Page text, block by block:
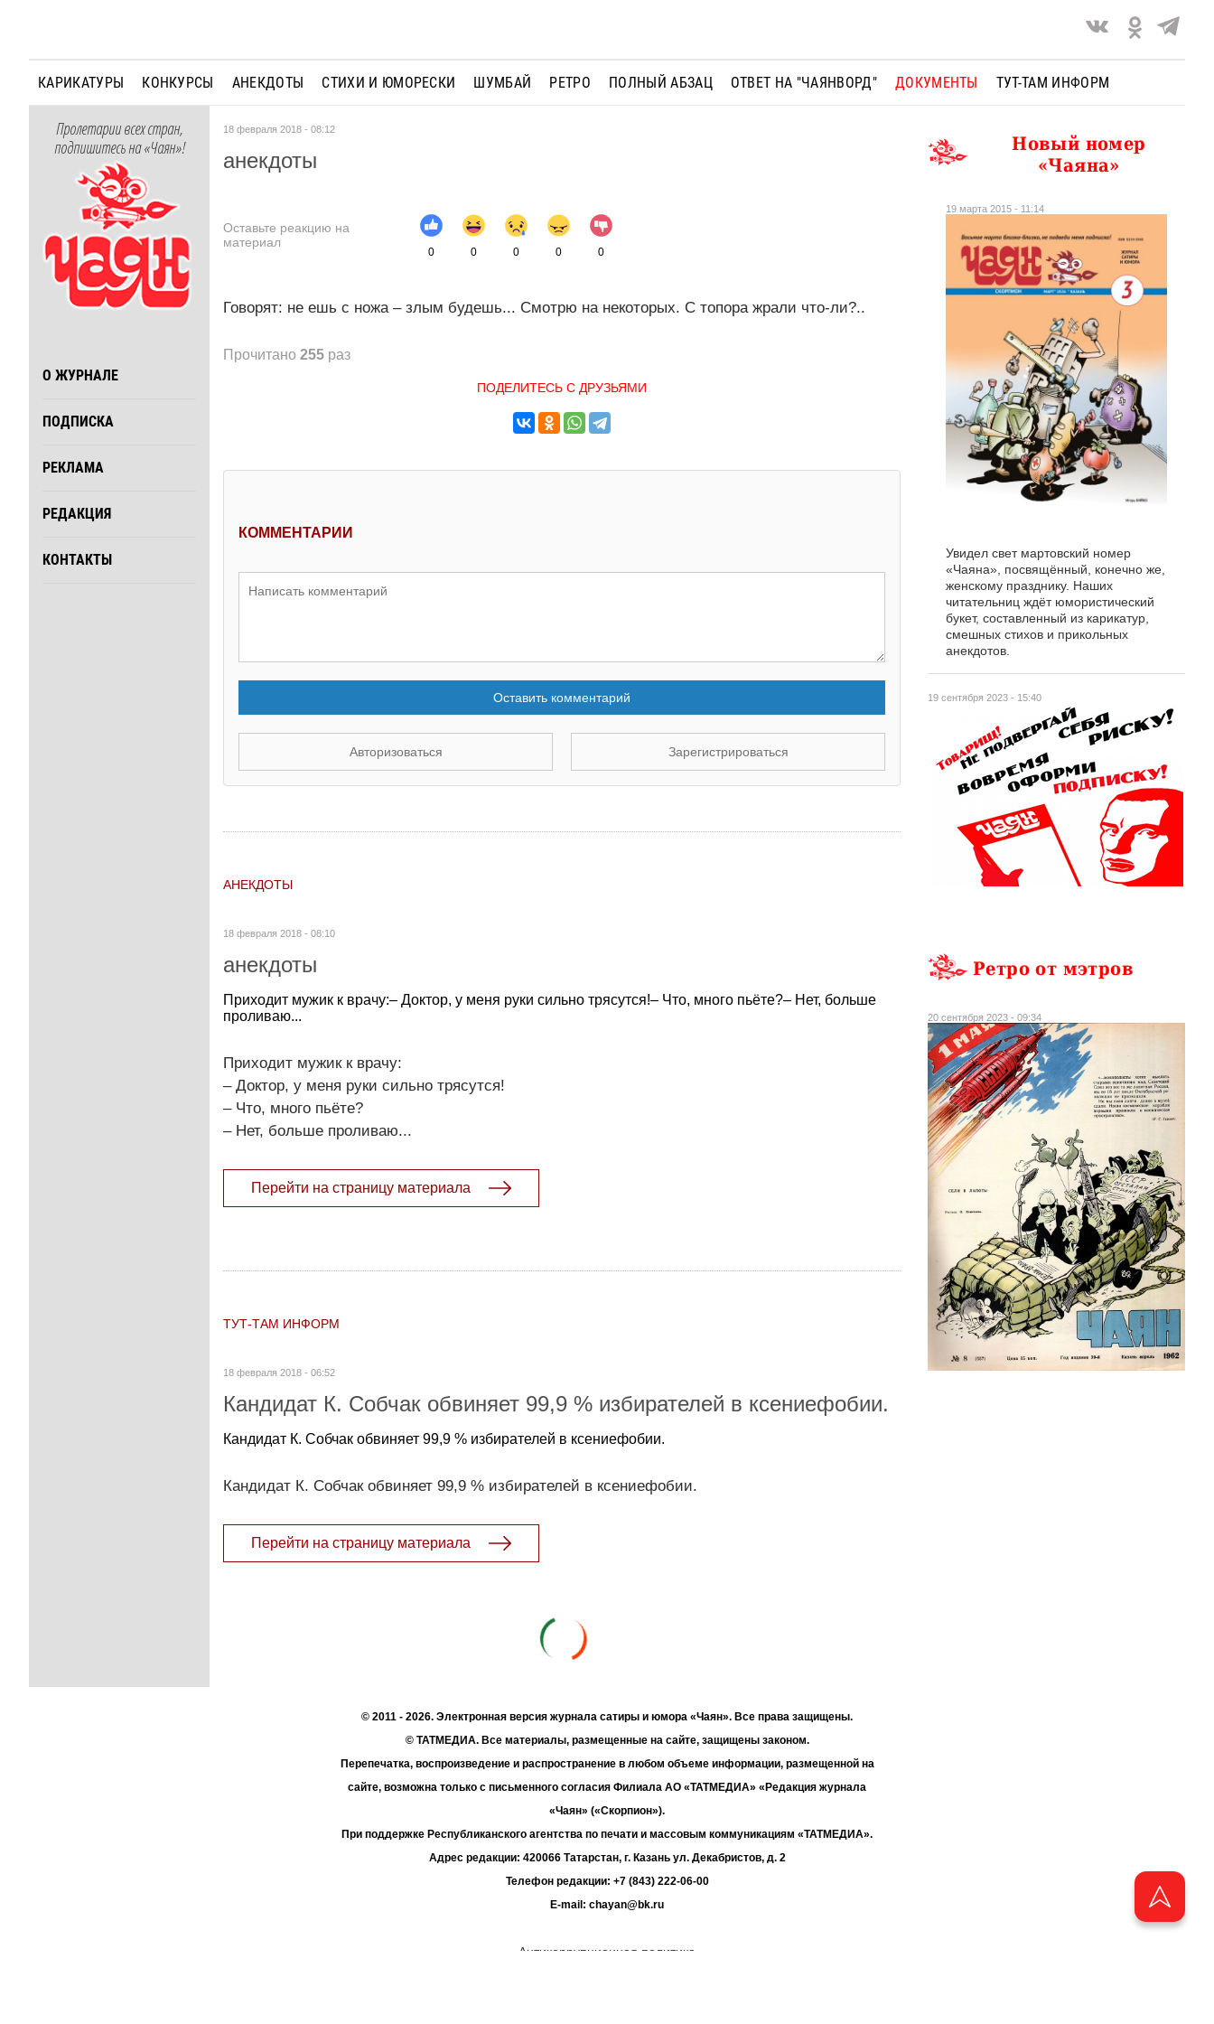
КАРИКАТУРЫ КОНКУРСЫ АНЕКДОТЫ СТИХИ И ЮМОРЕСКИ ШУМБАЙ РЕТРО ПОЛНЫЙ АБЗАЦ ОТВЕТ НА "ЧАЯНВОРД" ДОКУМЕНТЫ ТУТ-ТАМ ИНФОРМ
Пролетарии всех стран,
подпишитесь на «Чаян»!
О ЖУРНАЛЕ
ПОДПИСКА
РЕКЛАМА
РЕДАКЦИЯ
КОНТАКТЫ
18 февраля 2018 - 08:12
анекдоты
Оставьте реакцию на
материал
0 0 0 0 0
Говорят: не ешь с ножа – злым будешь... Смотрю на некоторых. С топора жрали что-ли?..
Прочитано 255 раз
ПОДЕЛИТЕСЬ С ДРУЗЬЯМИ
КОММЕНТАРИИ
Оставить комментарий
Авторизоваться Зарегистрироваться
АНЕКДОТЫ
18 февраля 2018 - 08:10
анекдоты
Приходит мужик к врачу:– Доктор, у меня руки сильно трясутся!– Что, много пьёте?– Нет, больше
проливаю...
Приходит мужик к врачу:
– Доктор, у меня руки сильно трясутся!
– Что, много пьёте?
– Нет, больше проливаю...
Перейти на страницу материала
ТУТ-ТАМ ИНФОРМ
18 февраля 2018 - 06:52
Кандидат К. Собчак обвиняет 99,9 % избирателей в ксениефобии.
Кандидат К. Собчак обвиняет 99,9 % избирателей в ксениефобии.
Кандидат К. Собчак обвиняет 99,9 % избирателей в ксениефобии.
Перейти на страницу материала
19 сентября 2023 - 15:40
Новый номер
«Чаяна»
19 марта 2015 - 11:14
Увидел свет мартовский номер
«Чаяна», посвящённый, конечно же,
женскому празднику. Наших
читательниц ждёт юмористический
букет, составленный из карикатур,
смешных стихов и прикольных
анекдотов.
Ретро от мэтров
20 сентября 2023 - 09:34
© 2011 - 2026. Электронная версия журнала сатиры и юмора «Чаян». Все права защищены.
© ТАТМЕДИА. Все материалы, размещенные на сайте, защищены законом.
Перепечатка, воспроизведение и распространение в любом объеме информации, размещенной на
сайте, возможна только с письменного согласия Филиала АО «ТАТМЕДИА» «Редакция журнала
«Чаян» («Скорпион»).
При поддержке Республиканского агентства по печати и массовым коммуникациям «ТАТМЕДИА».
Адрес редакции: 420066 Татарстан, г. Казань ул. Декабристов, д. 2
Телефон редакции: +7 (843) 222-06-00
E-mail: chayan@bk.ru
Антикоррупционная политика